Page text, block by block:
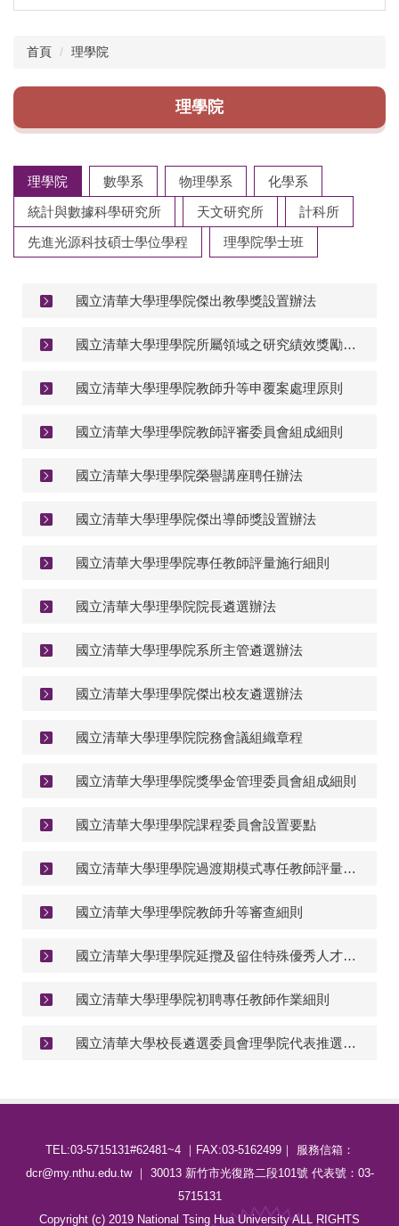
首頁 理學院
理學院
理學院 數學系 物理學系
化學系
統計與數據科學研究所
天文研究所
計科所
先進光源科技碩士學位學程
理學院學士班
國立清華大學理學院傑出教學獎設置辦法
國立清華大學理學院所屬領域之研究績效獎勵評比辦法
國立清華大學理學院教師升等申覆案處理原則
國立清華大學理學院教師評審委員會組成細則
國立清華大學理學院榮譽講座聘任辦法
國立清華大學理學院傑出導師獎設置辦法
國立清華大學理學院專任教師評量施行細則
國立清華大學理學院院長遴選辦法
國立清華大學理學院系所主管遴選辦法
國立清華大學理學院傑出校友遴選辦法
國立清華大學理學院院務會議組織章程
國立清華大學理學院獎學金管理委員會組成細則
國立清華大學理學院課程委員會設置要點
國立清華大學理學院過渡期模式專任教師評量實施要點
國立清華大學理學院教師升等審查細則
國立清華大學理學院延攬及留住特殊優秀人才彈性薪資暨獎勵補助審議辦法
國立清華大學理學院初聘專任教師作業細則
國立清華大學校長遴選委員會理學院代表推選辦法
TEL:03-5715131#62481~4 ｜FAX:03-5162499｜ 服務信箱：
dcr@my.nthu.edu.tw ｜ 30013 新竹市光復路二段101號 代表號：03-
5715131
Copyright (c) 2019 National Tsing Hua University ALL RIGHTS